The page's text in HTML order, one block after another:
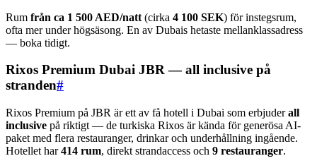
Rum från ca 1 500 AED/natt (cirka 4 100 SEK) för instegsrum,
ofta mer under högsäsong. En av Dubais hetaste mellanklassadress
— boka tidigt.
Rixos Premium Dubai JBR — all inclusive på
stranden#
Rixos Premium på JBR är ett av få hotell i Dubai som erbjuderall
inclusive på riktigt — de turkiska Rixos är kända för generösa AI-
paket med flera restauranger, drinkar och underhållning ingående.
Hotellet har414 rum, direkt strandaccess och 9 restauranger.